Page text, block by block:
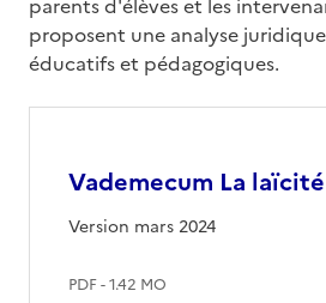
parents d'élèves et les
proposent une analyse
éducatifs et pédagogiques.
Vademecum La laïcité
Version mars 2024
PDF - 1.42 MO